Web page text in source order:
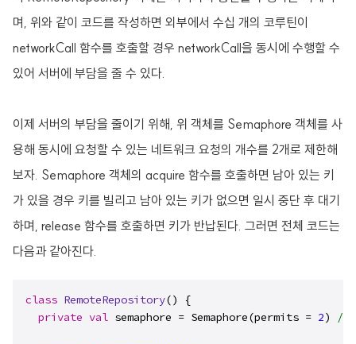
며, 위와 같이 코드를 작성하면 외부에서 수십 개의 코루틴이
networkCall 함수를 호출할 경우 networkCall을 동시에 수행할 수
있어 서버에 부담을 줄 수 있다.
이제 서버의 부담을 줄이기 위해, 위 객체를 Semaphore 객체를 사
용해 동시에 요청할 수 있는 네트워크 요청의 개수를 2개로 제한해
보자. Semaphore 객체의 acquire 함수를 호출하면 남아 있는 키
가 있을 경우 키를 빌리고 남아 있는 키가 없으면 일시 중단 후 대기
하며, release 함수를 호출하면 키가 반납된다. 그러면 전체 코드는
다음과 같아진다.
class RemoteRepository() {
private val semaphore = Semaphore(permits = 2) //